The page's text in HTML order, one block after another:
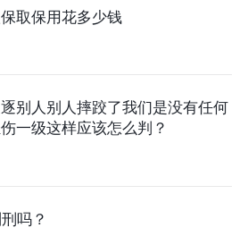
取保用花多少钱
别人别人摔跤了我们是没有任何
一级这样应该怎么判？
吗？